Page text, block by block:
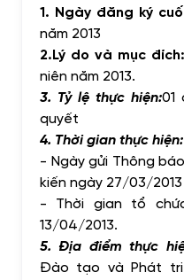
1. Ngày đăng ký
năm 2013
2.Lý do và mục đích:
niên năm 2013.
3. Tỷ lệ thực hiện:01
quyết
4. Thời gian thực hiện:
- Ngày gửi Thông
kiến ngày 27/03/2013
- Thời gian tổ
13/04/2013.
5. Địa điểm thực
Đào tạo và Phát